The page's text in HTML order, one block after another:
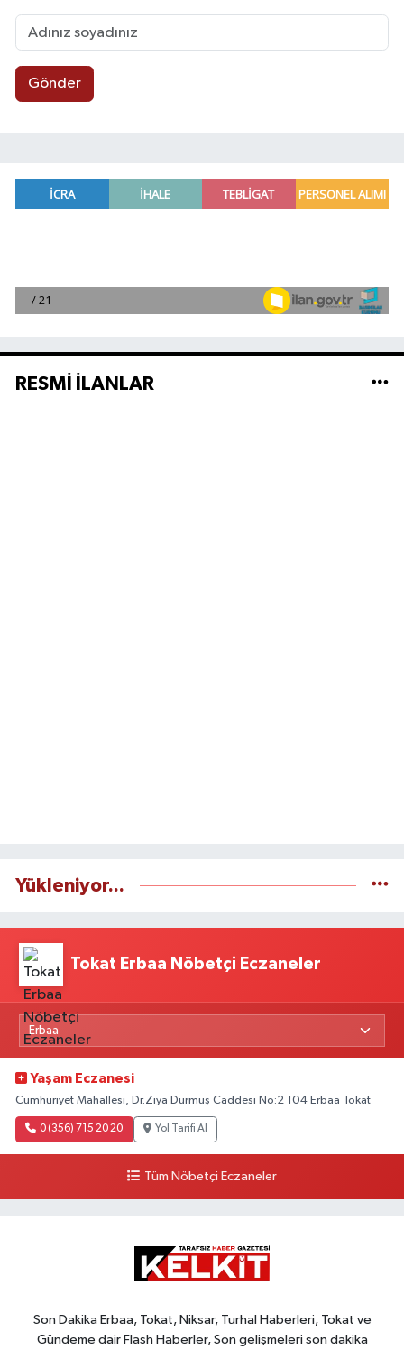
Gönder
RESMİ İLANLAR
Yükleniyor...
Tokat Erbaa Nöbetçi Eczaneler
Yaşam Eczanesi
Cumhuriyet Mahallesi, Dr.Ziya Durmuş Caddesi No:2 104 Erbaa Tokat
0 (356) 715 20 20 Yol Tarifi Al
Tüm Nöbetçi Eczaneler
Son Dakika Erbaa, Tokat, Niksar, Turhal Haberleri, Tokat ve
Gündeme dair Flash Haberler, Son gelişmeleri son dakika